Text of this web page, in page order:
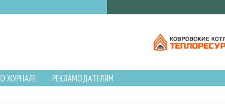
О ЖУРНАЛЕ
РЕКЛАМОДАТЕЛЯМ